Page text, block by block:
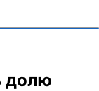
долю